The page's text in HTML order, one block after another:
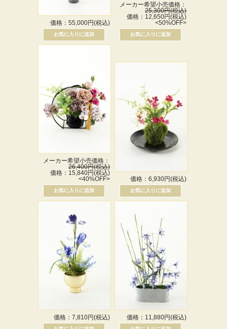
価格：55,000円(税込)
メーカー希望小売価格：
25,300円(税込)
価格：12,650円(税込)
<50%OFF>
メーカー希望小売価格：
26,400円(税込)
価格：15,840円(税込)
<40%OFF>
価格：6,930円(税込)
価格：7,810円(税込) 価格：11,880円(税込)